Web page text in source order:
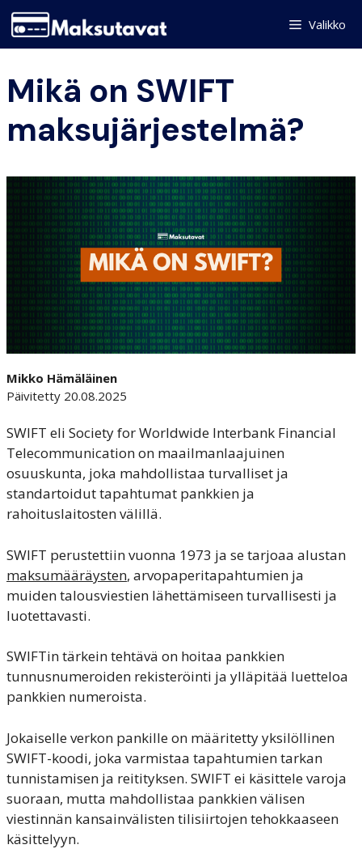
Skip
content
Valikko
Mikä on SWIFT
maksujärjestelmä?
Mikko Hämäläinen
Päivitetty 20.08.2025
SWIFT eli Society for Worldwide Interbank Financial
Telecommunication on maailmanlaajuinen
osuuskunta, joka mahdollistaa turvalliset ja
standartoidut tapahtumat pankkien ja
rahoituslaitosten välillä.
SWIFT perustettiin vuonna 1973 ja se tarjoaa alustan
maksumääräysten, arvopaperitapahtumien ja
muiden talousviestien lähettämiseen turvallisesti ja
luotettavasti.
SWIFTin tärkein tehtävä on hoitaa pankkien
tunnusnumeroiden rekisteröinti ja ylläpitää luetteloa
pankkien numeroista.
Jokaiselle verkon pankille on määritetty yksilöllinen
SWIFT-koodi, joka varmistaa tapahtumien tarkan
tunnistamisen ja reitityksen. SWIFT ei käsittele varoja
suoraan, mutta mahdollistaa pankkien välisen
viestinnän kansainvälisten tilisiirtojen tehokkaaseen
käsittelyyn.